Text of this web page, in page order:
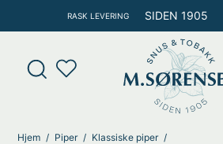
rett
innholdet
RASK LEVERING SIDEN 1905
Products
search
Hjem Piper Klassiske piper